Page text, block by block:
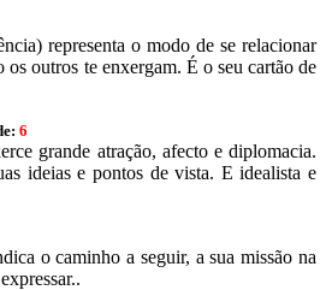
representa o modo de se relacionar
outros te enxergam. É o seu cartão de
6
grande atração, afecto e diplomacia.
ideias e pontos de vista. E idealista e
o caminho a seguir, a sua missão na